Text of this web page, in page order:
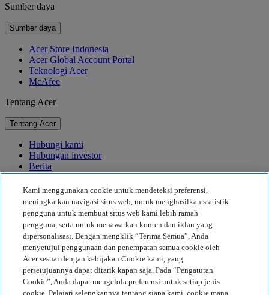
Sumber daya
Sumber daya
Acer Store Indonesia
Acer Global Account Portal
Teknologi Acer
McAfee
Tentang Acer
Tentang Acer
Hubungi kami
Hubungan investor
Berita
Penghargaan
Acara
Keberlanjutan
Keberlanjutan
Tanggung Jawab Sosial Perusahaan
Jejak Karbon Produk
Proyek Kemanusiaan
Earthion
Kami menggunakan cookie untuk mendeteksi preferensi,
meningkatkan navigasi situs web, untuk menghasilkan statistik
pengguna untuk membuat situs web kami lebih ramah
pengguna, serta untuk menawarkan konten dan iklan yang
dipersonalisasi. Dengan mengklik “Terima Semua”, Anda
menyetujui penggunaan dan penempatan semua cookie oleh
Acer sesuai dengan kebijakan Cookie kami, yang
persetujuannya dapat ditarik kapan saja. Pada “Pengaturan
Cookie”, Anda dapat mengelola preferensi untuk setiap jenis
cookie. Pelajari selengkapnya tentang siapa kami, cookie mana